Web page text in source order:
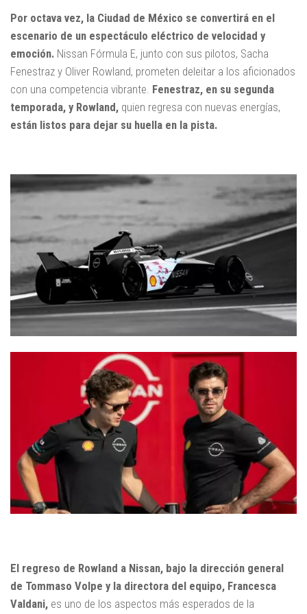
Por octava vez, la Ciudad de México se convertirá en el
escenario de un espectáculo eléctrico de velocidad y
emoción. Nissan Fórmula E, junto con sus pilotos, Sacha
Fenestraz y Oliver Rowland, prometen deleitar a los aficionados
con una competencia vibrante. Fenestraz, en su segunda
temporada, y Rowland, quien regresa con nuevas energías,
están listos para dejar su huella en la pista.
El regreso de Rowland a Nissan, bajo la dirección general
de Tommaso Volpe y la directora del equipo, Francesca
Valdani, es uno de los aspectos más esperados de la